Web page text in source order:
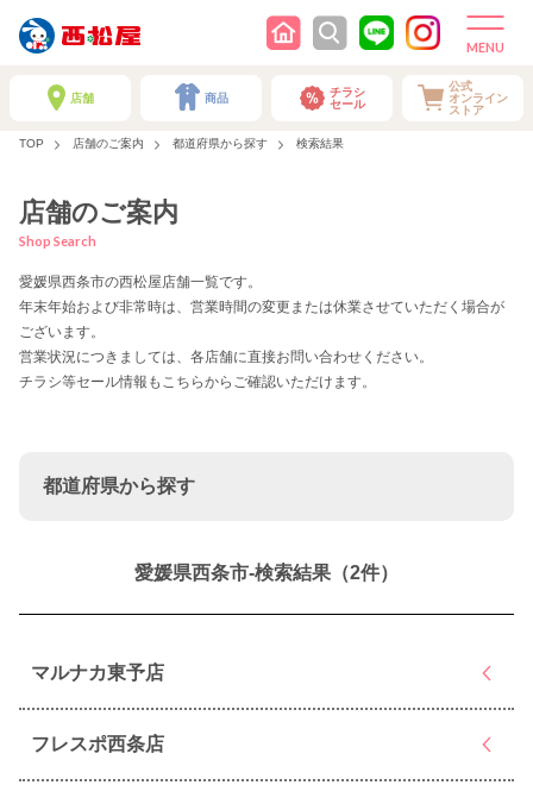
店舗 商品
チラシ
セール
公式
オンライン
ストア
TOP 店舗のご案内 都道府県から探す 検索結果
店舗のご案内
Shop Search
愛媛県西条市の西松屋店舗一覧です。
年末年始および非常時は、営業時間の変更または休業させていただく場合が
ございます。
営業状況につきましては、各店舗に直接お問い合わせください。
チラシ等セール情報もこちらからご確認いただけます。
都道府県から探す
愛媛県西条市-検索結果（2件）
マルナカ東予店
フレスポ西条店